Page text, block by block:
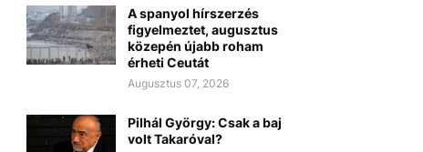
A spanyol hírszerzés
figyelmeztet, augusztus
közepén újabb roham
érheti Ceutát
Augusztus 07, 2026
Pilhál György: Csak a baj
volt Takaróval?